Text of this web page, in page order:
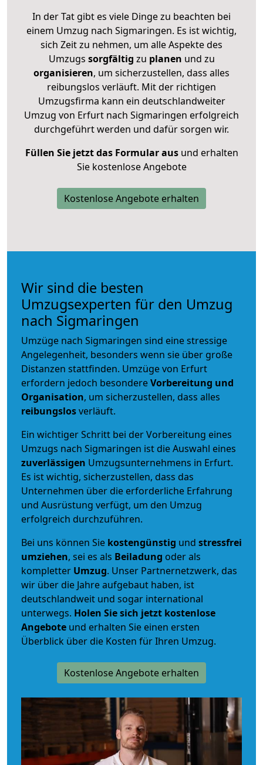
In der Tat gibt es viele Dinge zu beachten bei
einem Umzug nach Sigmaringen. Es ist wichtig,
sich Zeit zu nehmen, um alle Aspekte des
Umzugs sorgfältig zu planen und zu
organisieren, um sicherzustellen, dass alles
reibungslos verläuft. Mit der richtigen
Umzugsfirma kann ein deutschlandweiter
Umzug von Erfurt nach Sigmaringen erfolgreich
durchgeführt werden und dafür sorgen wir.
Füllen Sie jetzt das Formular ausund erhalten
Sie kostenlose Angebote
Kostenlose Angebote erhalten
Wir sind die besten
Umzugsexperten für den Umzug
nach Sigmaringen
Umzüge nach Sigmaringen sind eine stressige
Angelegenheit, besonders wenn sie über große
Distanzen stattfinden. Umzüge von Erfurt
erfordern jedoch besondereVorbereitung und
Organisation, um sicherzustellen, dass alles
reibungslosverläuft.
Ein wichtiger Schritt bei der Vorbereitung eines
Umzugs nach Sigmaringen ist die Auswahl eines
zuverlässigen Umzugsunternehmens in Erfurt.
Es ist wichtig, sicherzustellen, dass das
Unternehmen über die erforderliche Erfahrung
und Ausrüstung verfügt, um den Umzug
erfolgreich durchzuführen.
Bei uns können Sie kostengünstig und stressfrei
umziehen, sei es als Beiladung oder als
kompletter Umzug. Unser Partnernetzwerk, das
wir über die Jahre aufgebaut haben, ist
deutschlandweit und sogar international
unterwegs. Holen Sie sich jetzt kostenlose
Angebote und erhalten Sie einen ersten
Überblick über die Kosten für Ihren Umzug.
Kostenlose Angebote erhalten